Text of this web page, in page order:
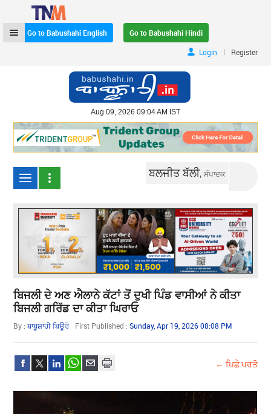
Go to Babushahi English
Go to Babushahi Hindi
Login
| Register
Aug 09, 2026 09:04 AM IST
ਬਲਜੀਤ ਬੱਲੀ,ਸੰਪਾਦਕ
ਬਿਜਲੀ ਦੇ ਅਣ ਐਲਾਨੇ ਕੱਟਾਂ ਤੋਂ ਦੁਖੀ ਪਿੰਡ ਵਾਸੀਆਂ ਨੇ ਕੀਤਾ
ਬਿਜਲੀ ਗਰਿੱਡ ਦਾ ਕੀਤਾ ਘਿਰਾਓ
By :ਬਾਬੂਸ਼ਾਹੀ ਬਿਊਰੋ First Published :Sunday, Apr 19, 2026 08:08 PM
← ਪਿਛੇ ਪਰਤੋ